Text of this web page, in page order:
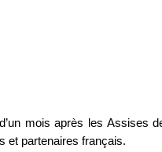
mois après les Assises
et partenaires français.